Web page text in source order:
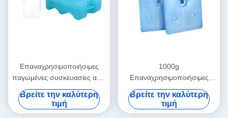
Επαναχρησιμοποιήσιμες
παγωμένες συσκευασίες από
σκληρό πλαστικό Τροφικής
ποιότητας με κύματα Σχήμα
για μπύρα κονσέρβες για
Βρείτε την καλύτερη
τιμή
1000g
Επαναχρησιμοποιήσιμες
ψυκτικές συσκευασίες για
μακροχρόνια μεταφορά με
ψυκτική αλυσίδα για τρόφιμα
Βρείτε την καλύτερη
τιμή